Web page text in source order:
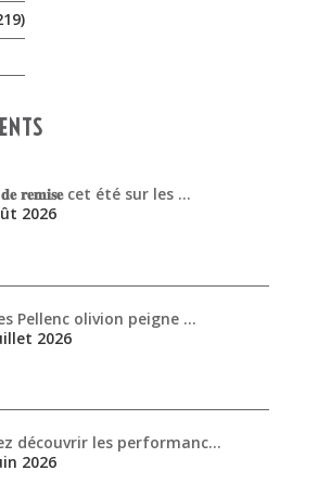
𝐫𝐞𝐦𝐢𝐬𝐞 cet été sur les …
2026
Pellenc olivion peigne …
2026
découvrir les performanc…
2026